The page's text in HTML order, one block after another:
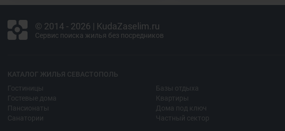
© 2014 - 2026 | KudaZaselim.ru
Сервис поиска жилья без посредников
КАТАЛОГ ЖИЛЬЯ СЕВАСТОПОЛЬ
Гостиницы
Гостевые дома
Пансионаты
Санатории
Базы отдыха
Квартиры
Дома под ключ
Частный сектор